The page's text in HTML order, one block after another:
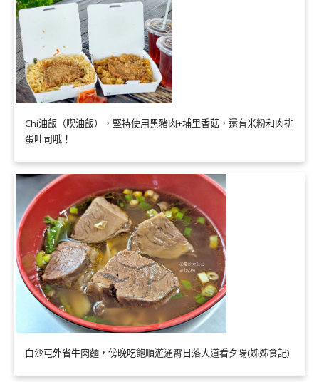
Chi油飯（喫油飯），堅持使用黑豬肉+埔里香菇，還有米粉和肉排
蛋吐司哦！
白沙屯外省牛肉麵，傍晚吃飽順遊通霄日落大道看夕陽(姊姊食記)